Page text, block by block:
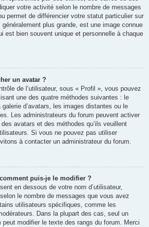
votre activité selon le nombre de messages
permet de différencier votre statut particulier sur
généralement plus grande, est une image connue
est bien souvent unique et personnelle à chaque
un avatar ?
de l’utilisateur, sous « Profil », vous pouvez
une des quatre méthodes suivantes : le
d’avatars, les images distantes ou le
Les administrateurs du forum peuvent activer
avatars et des méthodes qu’ils veuillent
Si vous ne pouvez pas utiliser
à contacter un administrateur du forum.
puis-je le modifier ?
en dessous de votre nom d’utilisateur,
le nombre de messages que vous avez
utilisateurs spécifiques, comme les
Dans la plupart des cas, seul un
peut modifier le texte des rangs du forum. Merci